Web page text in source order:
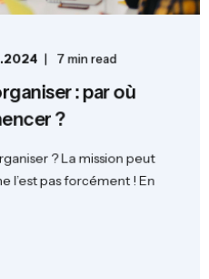
7 min read
: par où
?
? La mission peut
l’est pas forcément ! En